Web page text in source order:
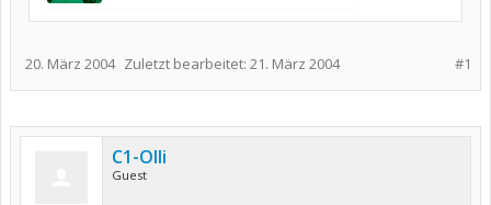
#1
20. März 2004 Zuletzt bearbeitet: 21. März 2004
C1-Olli
Guest